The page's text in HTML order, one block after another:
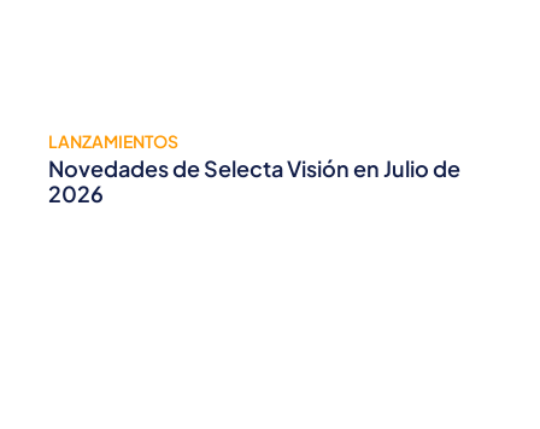
LANZAMIENTOS
Novedades de Selecta Visión en Julio de
2026